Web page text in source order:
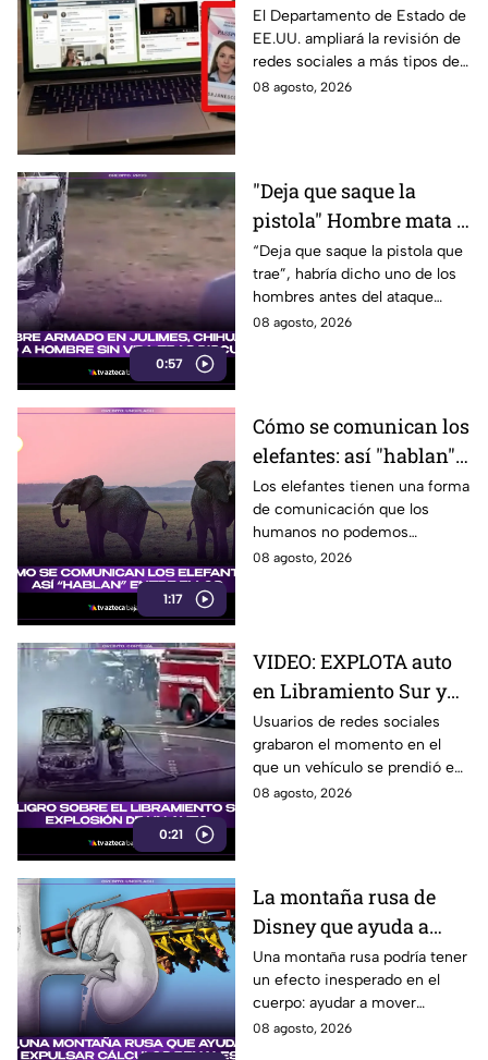
revisarán las redes
sociales de mexicanos
que viaje a este país
El Departamento de Estado de
EE.UU. ampliará la revisión de
redes sociales a más tipos de
visa, incluyendo a mexicanos
08 agosto, 2026
0:57
"Deja que saque la
pistola" Hombre mata a
padre y hiere a su hijo
por supuestamente
invadir un camino
“Deja que saque la pistola que
trae”, habría dicho uno de los
hombres antes del ataque
armado en Julimes, Chihuahua
08 agosto, 2026
1:17
Cómo se comunican los
elefantes: así "hablan"
entre ellos
Los elefantes tienen una forma
de comunicación que los
humanos no podemos
escuchar, ellos “hablan” de una
08 agosto, 2026
0:21
VIDEO: EXPLOTA auto
en Libramiento Sur y
ocasiona fuerte tráfico
en Tijuana este sábado;
cerca de 5 y 10
Usuarios de redes sociales
grabaron el momento en el
que un vehículo se prendió en
llamas sobre el Libramiento, lo
08 agosto, 2026
La montaña rusa de
Disney que ayuda a
expulsar cálculos
renales, según estudio
Una montaña rusa podría tener
un efecto inesperado en el
cuerpo: ayudar a mover
pequeños cálculos renales
08 agosto, 2026